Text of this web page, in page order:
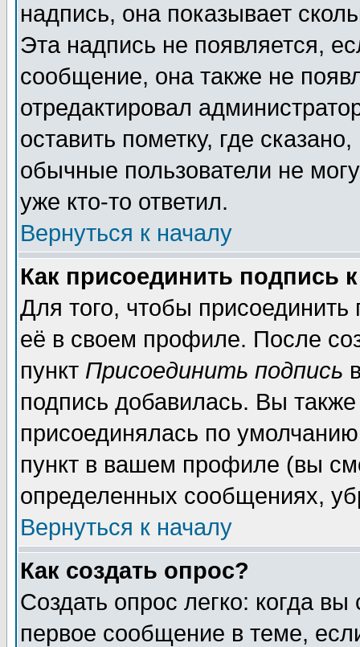
надпись, она показывает
Эта надпись не появляется,
сообщение, она также не
отредактировал
оставить пометку, где
обычные пользователи не
уже кто-то ответил.
Вернуться к началу
Как присоединить подпись
Для того, чтобы
её в своем профиле. После
пункт Присоединить подпись
подпись добавилась. Вы
присоединялась по
пункт в вашем профиле (вы
определенных сообщениях,
Вернуться к началу
Как создать опрос?
Создать опрос легко: когда
первое сообщение в теме,